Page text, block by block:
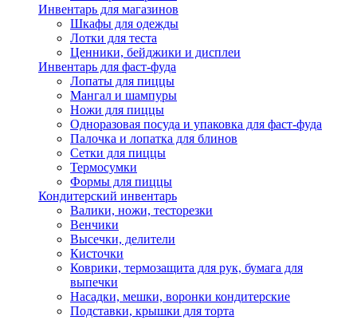
Инвентарь для магазинов
Шкафы для одежды
Лотки для теста
Ценники, бейджики и дисплеи
Инвентарь для фаст-фуда
Лопаты для пиццы
Мангал и шампуры
Ножи для пиццы
Одноразовая посуда и упаковка для фаст-фуда
Палочка и лопатка для блинов
Сетки для пиццы
Термосумки
Формы для пиццы
Кондитерский инвентарь
Валики, ножи, тесторезки
Венчики
Высечки, делители
Кисточки
Коврики, термозащита для рук, бумага для
выпечки
Насадки, мешки, воронки кондитерские
Подставки, крышки для торта